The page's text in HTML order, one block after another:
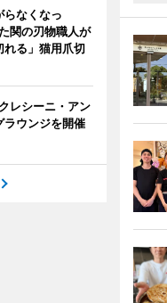
らなくなっ
関の刃物職人が
れる」猫用爪切
レシーニ・アン
ラウンジを開催